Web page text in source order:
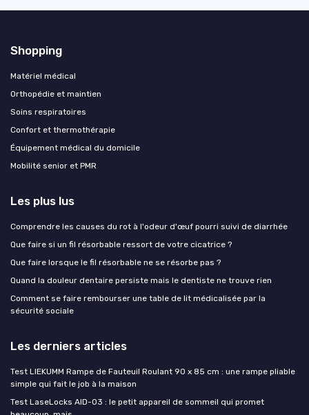
Shopping
Matériel médical
Orthopédie et maintien
Soins respiratoires
Confort et thermothérapie
Équipement médical du domicile
Mobilité senior et PMR
Les plus lus
Comprendre les causes du rot à l'odeur d'œuf pourri suivi de diarrhée
Que faire si un fil résorbable ressort de votre cicatrice ?
Que faire lorsque le fil résorbable ne se résorbe pas ?
Quand la douleur dentaire persiste mais le dentiste ne trouve rien
Comment se faire rembourser une table de lit médicalisée par la
sécurité sociale
Les derniers articles
Test LIEKUMM Rampe de Fauteuil Roulant 90 x 85 cm : une rampe pliable
simple qui fait le job à la maison
Test LaseLocks AID-03 : le petit appareil de sommeil qui promet